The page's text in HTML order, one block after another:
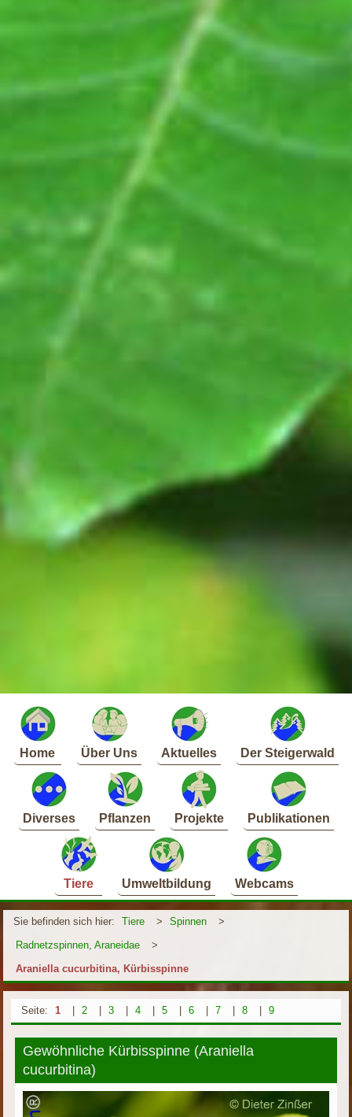
Home Über Uns Aktuelles Der Steigerwald
Diverses Pflanzen Projekte Publikationen
Tiere Umweltbildung Webcams
Sie befinden sich hier: Tiere > Spinnen
>
Radnetzspinnen, Araneidae
>
Araniella cucurbitina, Kürbisspinne
Seite: 1 2 3 4 5 6 7 8 9
Gewöhnliche Kürbisspinne (Araniella
cucurbitina)